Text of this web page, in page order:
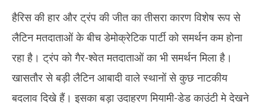
हैरिस की हार और ट्रंप की जीत का तीसरा कारण विशेष रूप से
लैटिन मतदाताओं के बीच डेमोक्रेटिक पार्टी को समर्थन कम होना
रहा है। ट्रंप को गैर-श्वेत मतदाताओं का भी समर्थन मिला है।
खासतौर से बड़ी लैटिन आबादी वाले स्थानों से कुछ नाटकीय
बदलाव दिखे हैं। इसका बड़ा उदाहरण मियामी-डेड काउंटी मे देखने